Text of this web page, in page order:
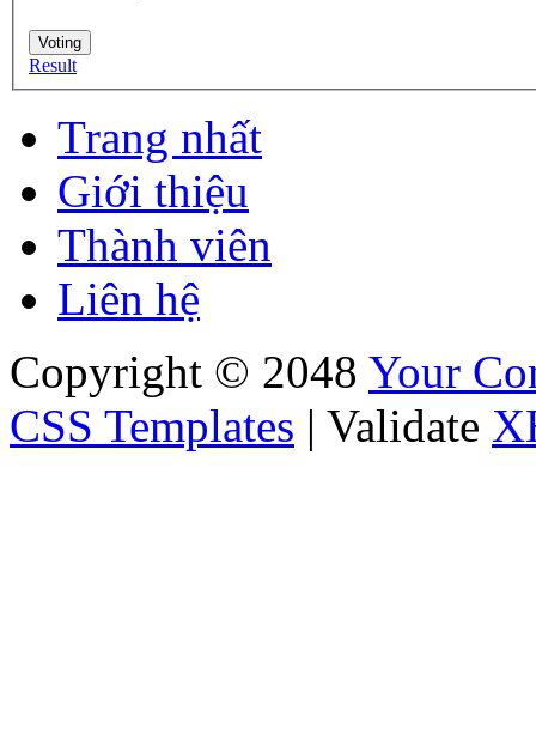
Result
Trang nhất
Giới thiệu
Thành viên
Liên hệ
Copyright © 2048 Your
CSS Templates | Validate